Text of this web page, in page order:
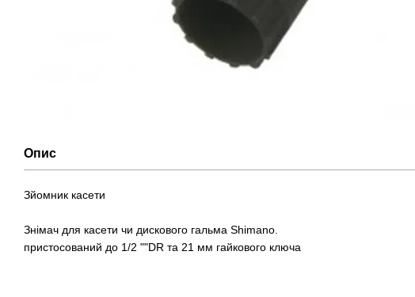
Опис
Зйомник касети
Знімач для касети чи дискового гальма Shimano.
пристосований до 1/2 ""DR та 21 мм гайкового ключа